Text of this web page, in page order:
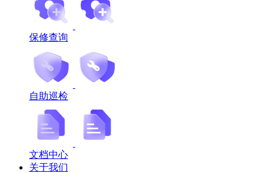
保修查询
自助巡检
文档中心
关于我们